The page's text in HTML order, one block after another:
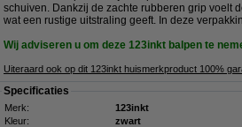
schuiven. Dankzij de zachte rubberen grip voelt
wat een rustige uitstraling geeft. In deze
Wij adviseren u om deze 123inkt balpen te
Uiteraard ook op dit 123inkt huismerkproduct 100%
Specificaties
Merk: 123inkt
Kleur:
zwart